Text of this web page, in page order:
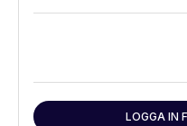
LOGGA IN